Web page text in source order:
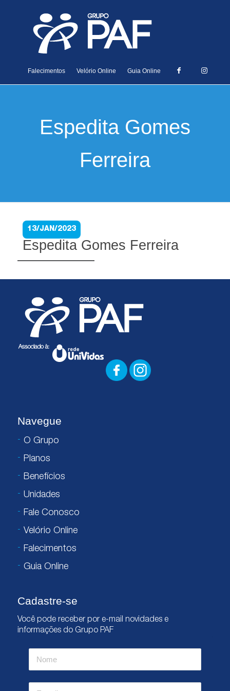
Falecimentos Velório Online Guia Online
Espedita Gomes
Ferreira
13/JAN/2023
Espedita Gomes Ferreira
Navegue
O Grupo
Planos
Benefícios
Unidades
Fale Conosco
Velório Online
Falecimentos
Guia Online
Cadastre-se
Você pode receber por e-mail novidades e
informações do Grupo PAF